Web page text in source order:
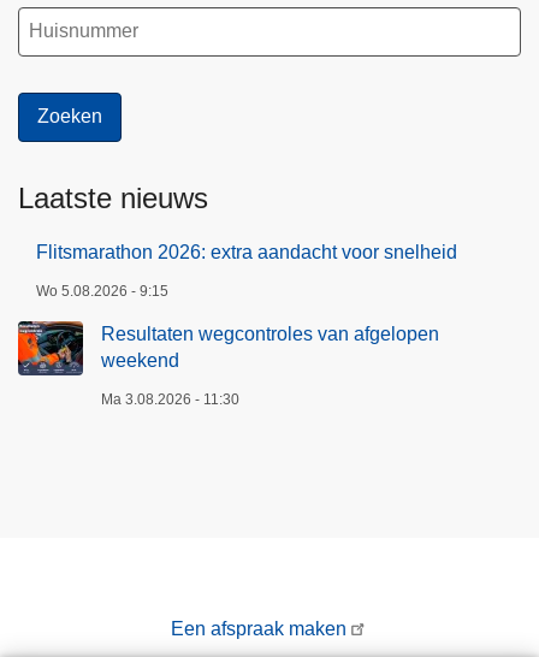
Laatste nieuws
Flitsmarathon 2026: extra aandacht voor snelheid
Wo 5.08.2026 - 9:15
Resultaten wegcontroles van afgelopen
weekend
Ma 3.08.2026 - 11:30
Een afspraak maken